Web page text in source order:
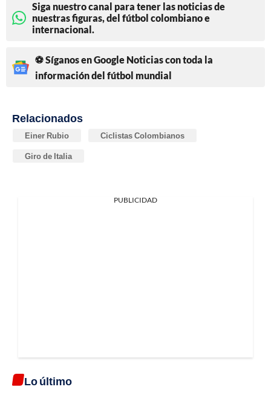
Siga nuestro canal para tener las noticias de
nuestras figuras, del fútbol colombiano e
internacional.
⚽ Síganos en Google Noticias con toda la
información del fútbol mundial
Relacionados
Einer Rubio Ciclistas Colombianos
Giro de Italia
PUBLICIDAD
Lo último